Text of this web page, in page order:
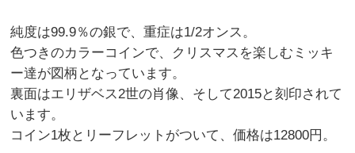
純度は99.9％の銀で、重症は1/2オンス。
色つきのカラーコインで、クリスマスを楽しむミッキ
ー達が図柄となっています。
裏面はエリザベス2世の肖像、そして2015と刻印されて
います。
コイン1枚とリーフレットがついて、価格は12800円。